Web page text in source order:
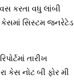
કરતા વધુ લાંબી
સિસ્ટમ જનરેટેડ
તારીખ
કેસ નોટ બી ફોર મી